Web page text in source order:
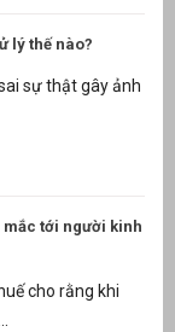
lý thế nào?
sự thật gây ảnh
mắc tới người kinh
cho rằng khi